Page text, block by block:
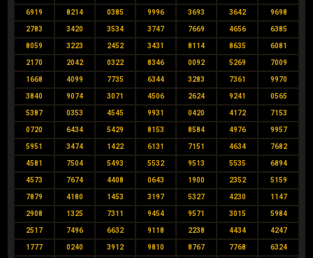
6919 8214 0385 9996 3693 3642 9698
2783 3420 3534 3747 7669 4656 6385
8059 3223 2452 3431 8114 8635 6081
2170 2042 0322 8346 0092 5269 7009
1668 4099 7735 6344 3283 7361 9970
3840 9074 3071 4506 2624 9241 0565
5387 0353 4545 9931 0420 4172 7153
0720 6434 5429 8153 8584 4976 9957
5951 3474 1422 6131 7151 4634 7682
4581 7504 5493 5532 9513 5535 6894
4573 7674 4408 0643 1900 2352 5159
7879 4180 1453 3197 5327 4230 1147
2908 1325 7311 9454 9571 3015 5984
2517 7496 6632 9118 2238 4434 4247
1777 0240 3912 9810 8767 7768 6324